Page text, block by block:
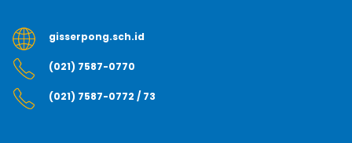
gisserpong.sch.id
(021) 7587-0770
(021) 7587-0772 / 73